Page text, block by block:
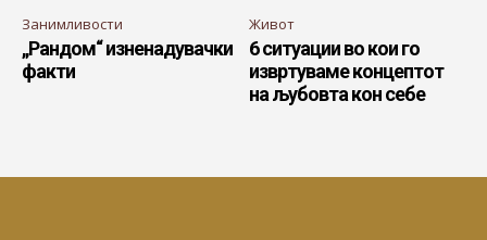
Занимливости
„Рандом“ изненадувачки
факти
Живот
6 ситуации во кои го
извртуваме концептот
на љубовта кон себе